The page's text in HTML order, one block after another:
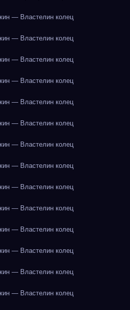
— Властелин колец
— Властелин колец
— Властелин колец
— Властелин колец
— Властелин колец
— Властелин колец
— Властелин колец
— Властелин колец
— Властелин колец
— Властелин колец
— Властелин колец
— Властелин колец
— Властелин колец
— Властелин колец